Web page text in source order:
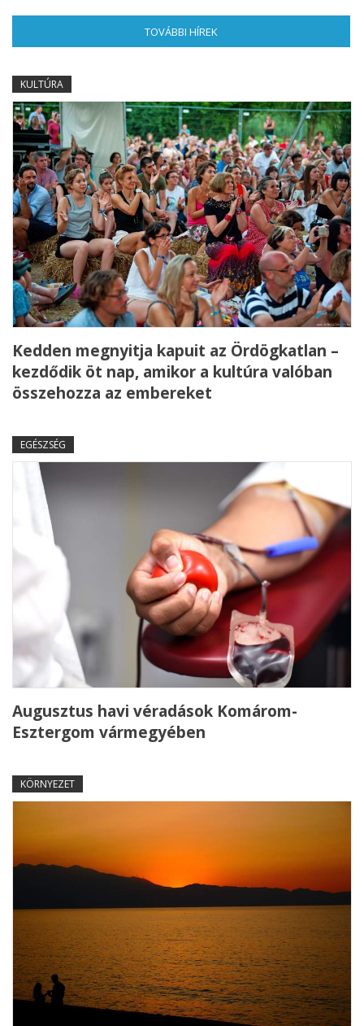
TOVÁBBI HÍREK
KULTÚRA
Kedden megnyitja kapuit az Ördögkatlan –
kezdődik öt nap, amikor a kultúra valóban
összehozza az embereket
EGÉSZSÉG
Augusztus havi véradások Komárom-
Esztergom vármegyében
KÖRNYEZET